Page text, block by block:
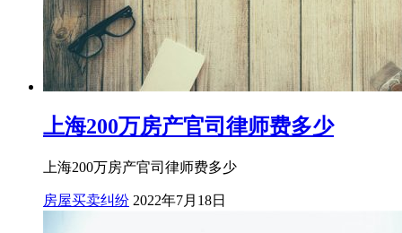
上海200万房产官司律师费多少
上海200万房产官司律师费多少
房屋买卖纠纷 2022年7月18日